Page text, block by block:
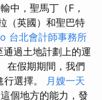
中，聖馬丁（F，
（英國）和聖巴特
台北會計師事務所
通過土地計劃上的運
在假期期間，我們
選擇。 月嫂一天
個地方的能力，發